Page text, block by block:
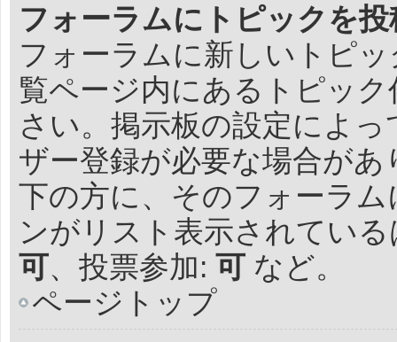
フォーラムにトピックを
フォーラムに新しいトピ
覧ページ内にあるトピッ
さい。掲示板の設定によ
ザー登録が必要な場合が
下の方に、そのフォーラ
ンがリスト表示されてい
可、投票参加: 可 など。
ページトップ